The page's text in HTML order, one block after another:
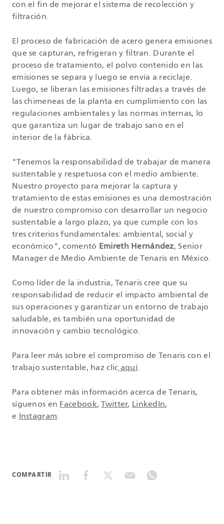
con el fin de mejorar el sistema de recolección y
filtración.
El proceso de fabricación de acero genera emisiones
que se capturan, refrigeran y filtran. Durante el
proceso de tratamiento, el polvo contenido en las
emisiones se separa y luego se envía a reciclaje.
Luego, se liberan las emisiones filtradas a través de
las chimeneas de la planta en cumplimiento con las
regulaciones ambientales y las normas internas, lo
que garantiza un lugar de trabajo sano en el
interior de la fábrica.
"Tenemos la responsabilidad de trabajar de manera
sustentable y respetuosa con el medio ambiente.
Nuestro proyecto para mejorar la captura y
tratamiento de estas emisiones es una demostración
de nuestro compromiso con desarrollar un negocio
sustentable a largo plazo, ya que cumple con los
tres criterios fundamentales: ambiental, social y
económico", comentó Emireth Hernández, Senior
Manager de Medio Ambiente de Tenaris en México.
Como líder de la industria, Tenaris cree que su
responsabilidad de reducir el impacto ambiental de
sus operaciones y garantizar un entorno de trabajo
saludable, es también una oportunidad de
innovación y cambio tecnológico.
Para leer más sobre el compromiso de Tenaris con el
trabajo sustentable, haz clic aquí.
Para obtener más información acerca de Tenaris,
síguenos en Facebook, Twitter, LinkedIn,
e Instagram.
COMPARTIR